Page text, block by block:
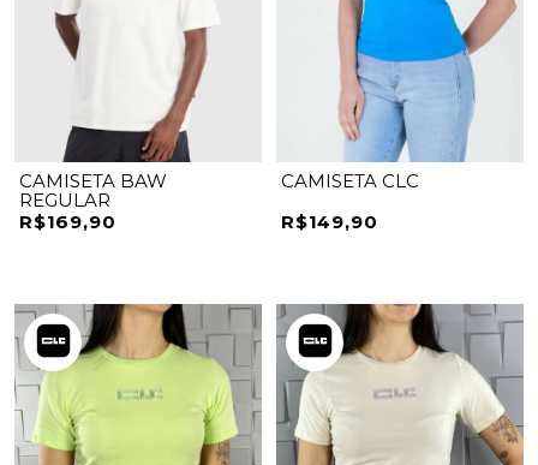
CAMISETA BAW
REGULAR
R$169,90
CAMISETA CLC
R$149,90